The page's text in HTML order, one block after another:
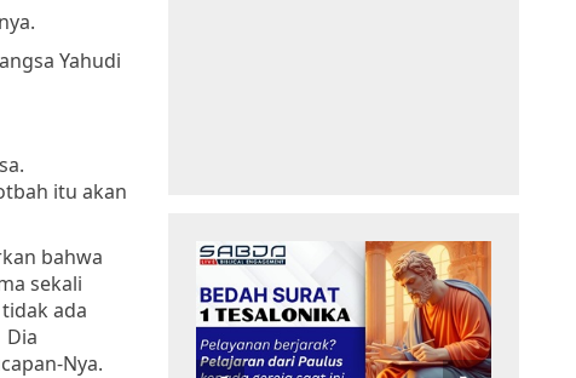
Yahudi
itu akan
bahwa
sekali
ada
Dia
Nya.